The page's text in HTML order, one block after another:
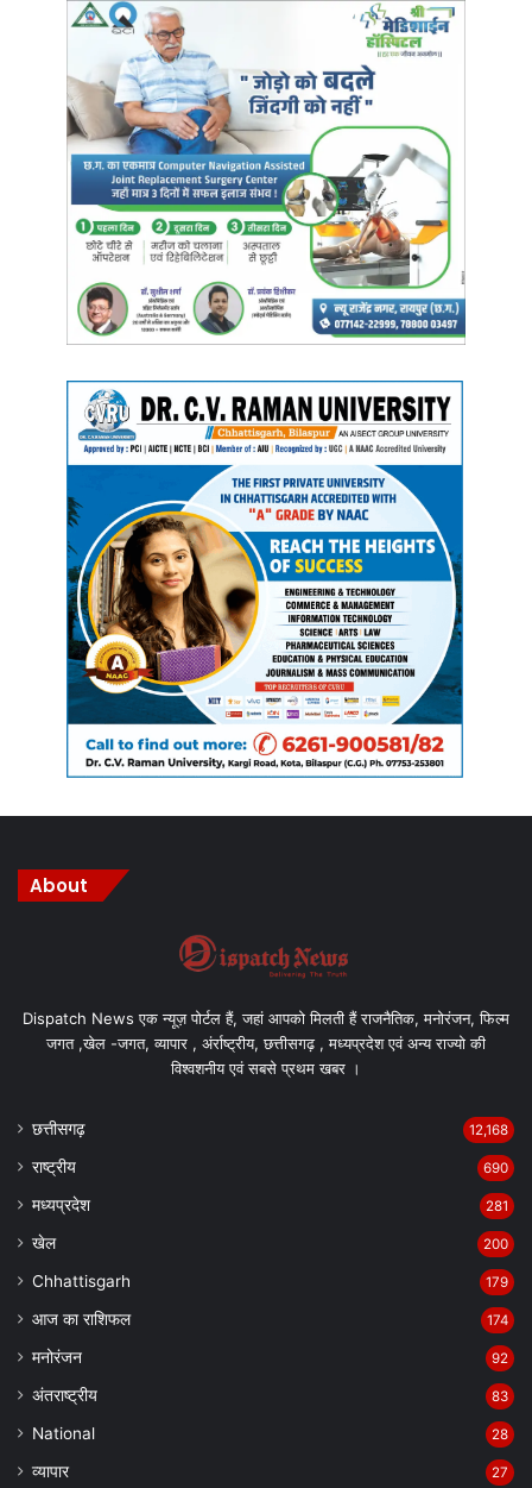
लक्ष्य तय करने, निरंतर मेहनत करने और सकारात्मक सोच बनाए रखने का संदेश
उप मुख्यमंत्री अरुण साव ने वीर सपूत शहीद विनोद सिंह कौशिक को श्रद्धासुमन
अर्पित कर नमन किया। उन्होंने छात्र-छात्राओं को संबोधित करते हुए कहा कि
आप जीवन के ऐसे महत्वपूर्ण पड़ाव पर हैं, जहाँ से भविष्य की दिशा तय होती है।
आपके प्रयासों से न केवल आपका, बल्कि देश और प्रदेश का उज्ज्वल भविष्य
निर्माण होगा। आपके सपनों के साथ आपके माता-पिता, शिक्षक और रिश्तेदारों की
उम्मीदें भी जुड़ी हुई हैं। इन सपनों को साकार करने के लिए समर्पित भाव से निरंतर
मेहनत करें। साव ने विद्यार्थियों का उत्साहवर्धन करते हुए कहा कि ‘डिप्रेशन’ और
‘निराशा’ जैसे शब्द अपनी डिक्शनरी से हमेशा के लिए हटा दीजिए, क्योंकि निराश
साथ अपने लक्ष्य की ओर निरंतर आगे बढ़ें।
इस अवसर पर विधायक सर्व अमर अग्रवाल, धरमलाल कौशिक, धरमजीत सिंह,
सुशांत शुक्ला, दिलीप लहरिया, महापौर पूजा विधानी, पाठ्यपुस्तक निगम के अध्यक्ष
राजेश पांडे, क्रेडा के अध्यक्ष भूपेंद्र सवन्नी सहित जनप्रतिनिधि एवं बड़ी संख्या में
छात्र-छात्राएं उपस्थित थे।
Manish Tiwari
About
Dispatch News एक न्यूज़ पोर्टल हैं, जहां आपको मिलती हैं राजनैतिक, मनोरंजन, फिल्म
जगत ,खेल -जगत, व्यापार , अंर्राष्ट्रीय, छत्तीसगढ़ , मध्यप्रदेश एवं अन्य राज्यो की
विश्वशनीय एवं सबसे प्रथम खबर ।
छत्तीसगढ़ 12,168
राष्ट्रीय 690
मध्यप्रदेश 281
खेल 200
Chhattisgarh 179
आज का राशिफल 174
मनोरंजन 92
अंतराष्ट्रीय 83
National 28
व्यापार 27